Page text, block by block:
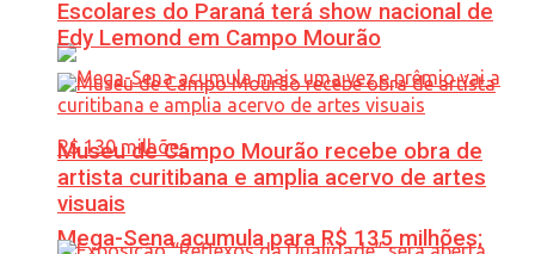
Mega-Sena acumula para R$ 135 milhões;
Escolares do Paraná terá show nacional de
Edy Lemond em Campo Mourão
Museu de Campo Mourão recebe obra de
artista curitibana e amplia acervo de artes
visuais